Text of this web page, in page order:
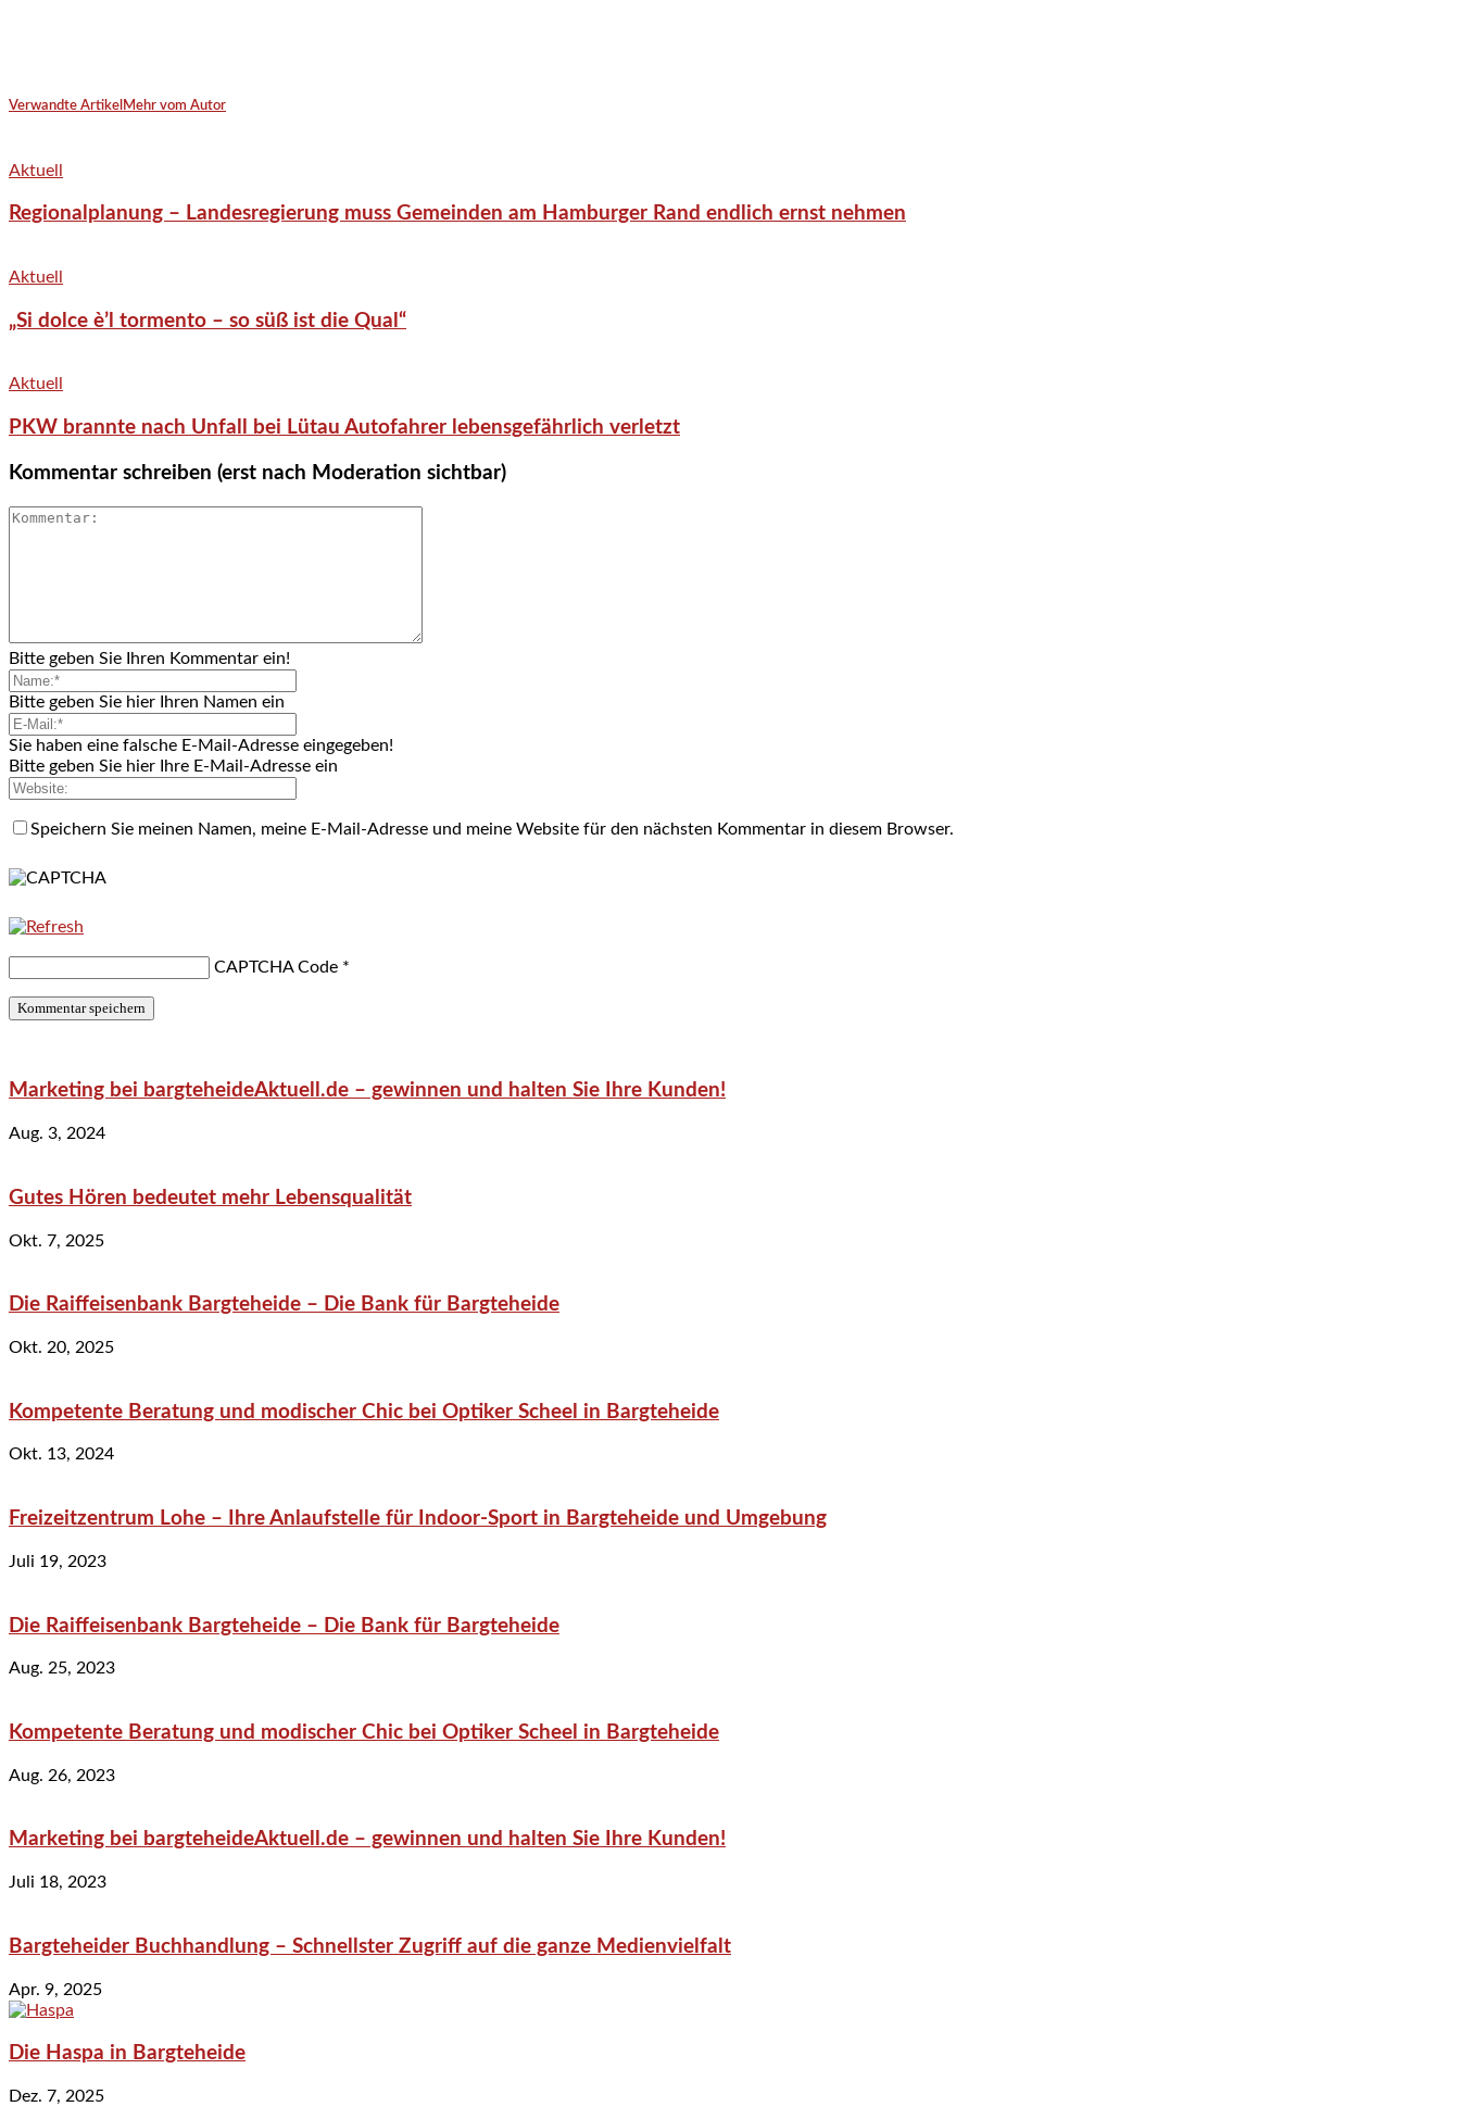
Verwandte Artikel Mehr vom Autor
Aktuell
Regionalplanung – Landesregierung muss Gemeinden am Hamburger Rand endlich ernst nehmen
Aktuell
„Si dolce è’l tormento – so süß ist die Qual“
Aktuell
PKW brannte nach Unfall bei Lütau Autofahrer lebensgefährlich verletzt
Kommentar schreiben (erst nach Moderation sichtbar)
Bitte geben Sie Ihren Kommentar ein!
Bitte geben Sie hier Ihren Namen ein
Sie haben eine falsche E-Mail-Adresse eingegeben!
Bitte geben Sie hier Ihre E-Mail-Adresse ein
Speichern Sie meinen Namen, meine E-Mail-Adresse und meine Website für den nächsten Kommentar in diesem Browser.
CAPTCHA Code *
Marketing bei bargteheideAktuell.de – gewinnen und halten Sie Ihre Kunden!
Aug. 3, 2024
Gutes Hören bedeutet mehr Lebensqualität
Okt. 7, 2025
Die Raiffeisenbank Bargteheide – Die Bank für Bargteheide
Okt. 20, 2025
Kompetente Beratung und modischer Chic bei Optiker Scheel in Bargteheide
Okt. 13, 2024
Freizeitzentrum Lohe – Ihre Anlaufstelle für Indoor-Sport in Bargteheide und Umgebung
Juli 19, 2023
Die Raiffeisenbank Bargteheide – Die Bank für Bargteheide
Aug. 25, 2023
Kompetente Beratung und modischer Chic bei Optiker Scheel in Bargteheide
Aug. 26, 2023
Marketing bei bargteheideAktuell.de – gewinnen und halten Sie Ihre Kunden!
Juli 18, 2023
Bargteheider Buchhandlung – Schnellster Zugriff auf die ganze Medienvielfalt
Apr. 9, 2025
Die Haspa in Bargteheide
Dez. 7, 2025